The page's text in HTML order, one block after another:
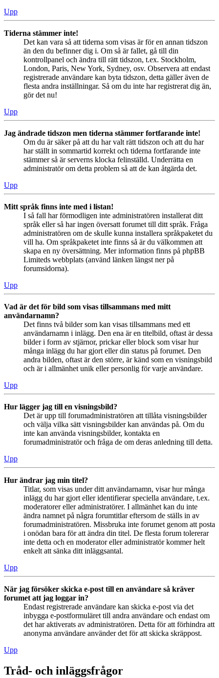
Upp
Tiderna stämmer inte!
Det kan vara så att tiderna som visas är för en annan tidszon
än den du befinner dig i. Om så är fallet, gå till din
kontrollpanel och ändra till rätt tidszon, t.ex. Stockholm,
London, Paris, New York, Sydney, osv. Observera att endast
registrerade användare kan byta tidszon, detta gäller även de
flesta andra inställningar. Så om du inte har registrerat dig än,
gör det nu!
Upp
Jag ändrade tidszon men tiderna stämmer fortfarande inte!
Om du är säker på att du har valt rätt tidszon och att du har
har ställt in sommartid korrekt och tiderna fortfarande inte
stämmer så är serverns klocka felinställd. Underrätta en
administratör om detta problem så att de kan åtgärda det.
Upp
Mitt språk finns inte med i listan!
I så fall har förmodligen inte administratören installerat ditt
språk eller så har ingen översatt forumet till ditt språk. Fråga
administratören om de skulle kunna installera språkpaketet du
vill ha. Om språkpaketet inte finns så är du välkommen att
skapa en ny översättning. Mer information finns på phpBB
Limiteds webbplats (använd länken längst ner på
forumsidorna).
Upp
Vad är det för bild som visas tillsammans med mitt
användarnamn?
Det finns två bilder som kan visas tillsammans med ett
användarnamn i inlägg. Den ena är en titelbild, oftast är dessa
bilder i form av stjärnor, prickar eller block som visar hur
många inlägg du har gjort eller din status på forumet. Den
andra bilden, oftast är den större, är känd som en visningsbild
och är i allmänhet unik eller personlig för varje användare.
Upp
Hur lägger jag till en visningsbild?
Det är upp till forumadministratören att tillåta visningsbilder
och välja vilka sätt visningsbilder kan användas på. Om du
inte kan använda visningsbilder, kontakta en
forumadministratör och fråga de om deras anledning till detta.
Upp
Hur ändrar jag min titel?
Titlar, som visas under ditt användarnamn, visar hur många
inlägg du har gjort eller identifierar speciella användare, t.ex.
moderatorer eller administratörer. I allmänhet kan du inte
ändra namnet på några forumtitlar eftersom de ställs in av
forumadministratören. Missbruka inte forumet genom att posta
i onödan bara för att ändra din titel. De flesta forum tolererar
inte detta och en moderator eller administratör kommer helt
enkelt att sänka ditt inläggsantal.
Upp
När jag försöker skicka e-post till en användare så kräver
forumet att jag loggar in?
Endast registrerade användare kan skicka e-post via det
inbygga e-postformuläret till andra användare och endast om
det har aktiverats av administratören. Detta för att förhindra att
anonyma användare använder det för att skicka skräppost.
Upp
Tråd- och inläggsfrågor